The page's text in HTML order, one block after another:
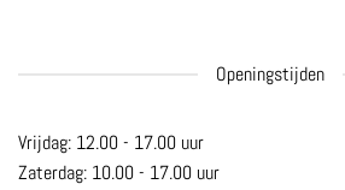
Openingstijden
Vrijdag: 12.00 - 17.00 uur
Zaterdag: 10.00 - 17.00 uur